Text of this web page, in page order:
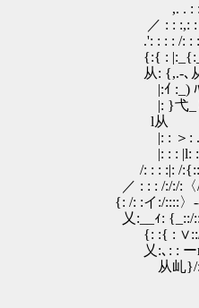
,. . : :´: : : : : :
／ : : :,: : : : : : :
.': : : : /: : : : |: :
{:{ : |:_{:_:{: : :
从: {,.-､从:､:从
|:ｲ :_) ﾊ }/' :_) ﾊ
|: }弋_り 弋
l从 ,|: : :|':
|: : ＞: .__｀´
|: : : |l: :∧:∨::ィ
/: : : :|: /:{:::介
／ : : : /:/:/:〈/l〉
{: /: :イ:/::::〉----:〈
乂:__ｨ: {_::/::/
{: :{ : ∨::/
乂:､: : ーr--r-r--
从乢}/:|＿{Ⅵ
|::::::|
｛_二}